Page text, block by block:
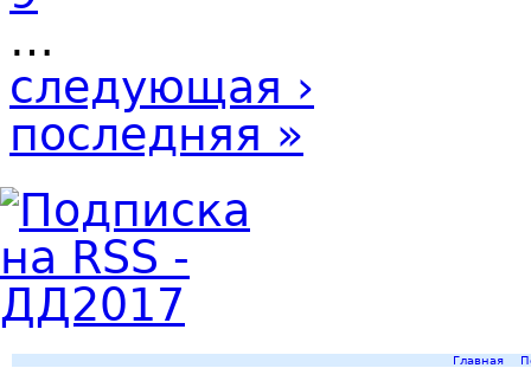
…
следующая ›
последняя »
Главная